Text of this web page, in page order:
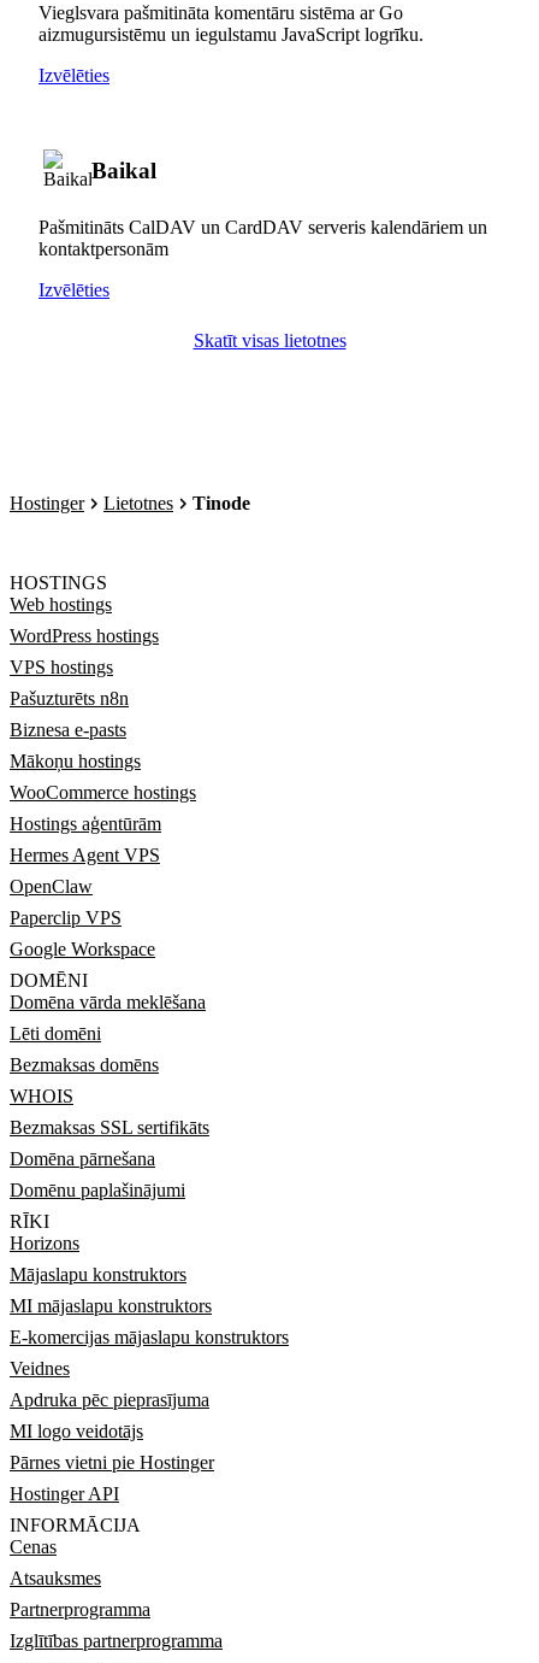
Vieglsvara pašmitināta komentāru sistēma ar Go
aizmugursistēmu un iegulstamu JavaScript logrīku.
Izvēlēties
Baikal
Pašmitināts CalDAV un CardDAV serveris kalendāriem un
kontaktpersonām
Izvēlēties
Skatīt visas lietotnes
Hostinger Lietotnes Tinode
HOSTINGS
Web hostings
WordPress hostings
VPS hostings
Pašuzturēts n8n
Biznesa e-pasts
Mākoņu hostings
WooCommerce hostings
Hostings aģentūrām
Hermes Agent VPS
OpenClaw
Paperclip VPS
Google Workspace
DOMĒNI
Domēna vārda meklēšana
Lēti domēni
Bezmaksas domēns
WHOIS
Bezmaksas SSL sertifikāts
Domēna pārnešana
Domēnu paplašinājumi
RĪKI
Horizons
Mājaslapu konstruktors
MI mājaslapu konstruktors
E-komercijas mājaslapu konstruktors
Veidnes
Apdruka pēc pieprasījuma
MI logo veidotājs
Pārnes vietni pie Hostinger
Hostinger API
INFORMĀCIJA
Cenas
Atsauksmes
Partnerprogramma
Izglītības partnerprogramma